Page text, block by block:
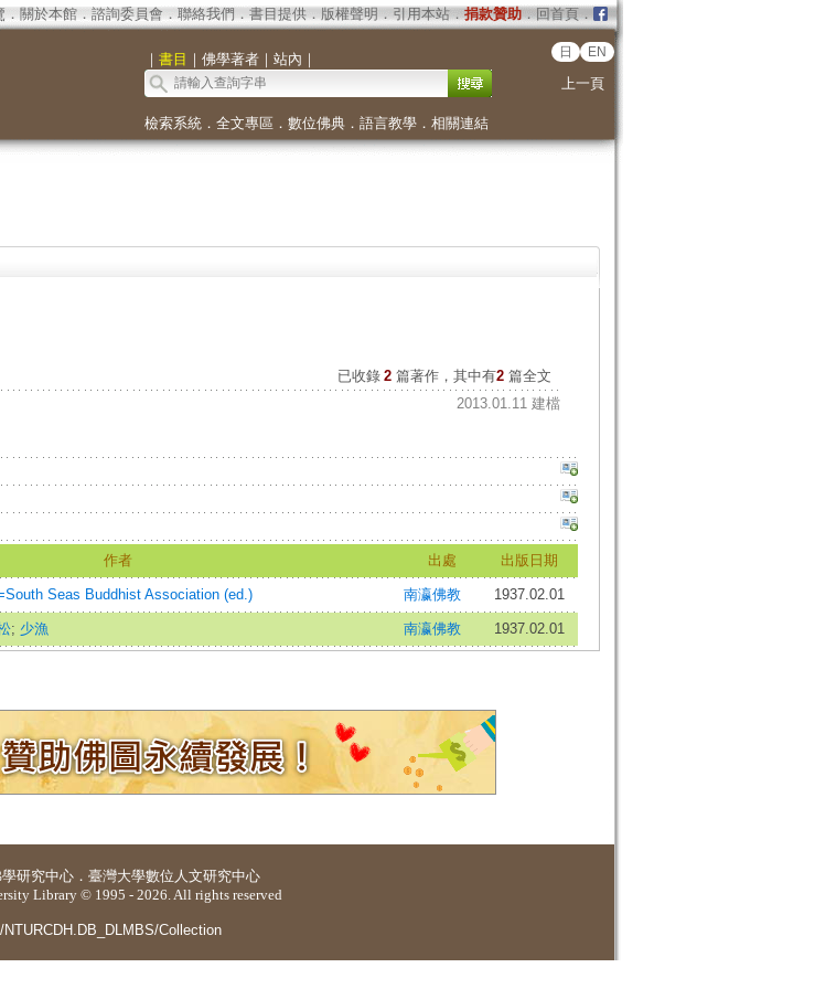
． 關於本館． 諮詢委員會． 聯絡我們 ． 書目提供． 版權聲明 ． 引用本站． 捐款贊助．回首頁．
｜ 書目 ｜ 佛學著者｜ 站內 ｜ 日 EN
上一頁
檢索系統． 全文專區 ． 數位佛典． 語言教學． 相關連結
已收錄 2 篇著作，其中有2篇全文
2013.01.11 建檔
作者 出處 出版日期
Seas Buddhist Association (ed.) 南瀛佛教 1937.02.01
; 少漁 南瀛佛教 1937.02.01
研究中心 ． 臺灣大學數位人文研究中心
Library © 1995 - 2026. All rights reserved
NTURCDH.DB_DLMBS/Collection